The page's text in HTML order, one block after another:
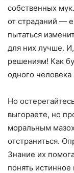
собственных
от страданий —
пытаться
для них лучше.
решениям! Как
одного человека
Но
выгораете, но
моральным
отстраниться.
Знание их
понять